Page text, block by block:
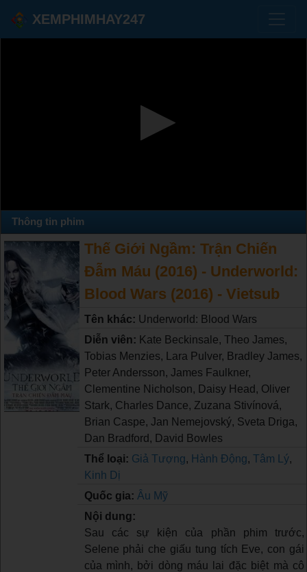
XEMPHIMHAY247
Thông tin phim
Thế Giới Ngầm: Trận Chiến
Đẫm Máu (2016) - Underworld:
Blood Wars (2016) - Vietsub
Tên khác: Underworld: Blood Wars
Diễn viên: Kate Beckinsale, Theo James,
Tobias Menzies, Lara Pulver, Bradley James,
Peter Andersson, James Faulkner,
Clementine Nicholson, Daisy Head, Oliver
Stark, Charles Dance, Zuzana Stivínová,
Brian Caspe, Jan Nemejovský, Sveta Driga,
Dan Bradford, David Bowles
Thể loại: Giả Tượng, Hành Động, Tâm Lý,
Kinh Dị
Quốc gia: Âu Mỹ
Nội dung:
Sau các sự kiện của phần phim trước,
Selene phải che giấu tung tích Eve, con gái
của mình, bởi dòng máu lai đặc biệt mà cô